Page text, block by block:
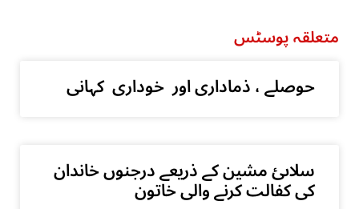
متعلقہ پوسٹس
حوصلے ، ذماداری اور خوداری کہانی
سلاںئ مشین کے ذریعے درجنوں خاندان
کی کفالت کرنے والی خاتون